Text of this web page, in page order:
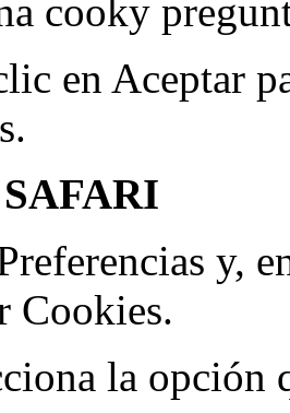
cooky
en Aceptar
y,
Cookies.
la opción